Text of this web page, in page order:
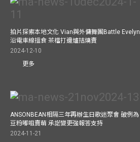
拍片探索本地文化 Vian與外傭舞團Battle Evelyn
沿電車線搵食 茶檔打邊爐拮燒賣
2024-12-10
更多
ANSONBEAN相隔三年再辦生日歌迷聚會 破例為
豆粉嘟咀賣萌 承諾變更強報答支持
2024-11-21